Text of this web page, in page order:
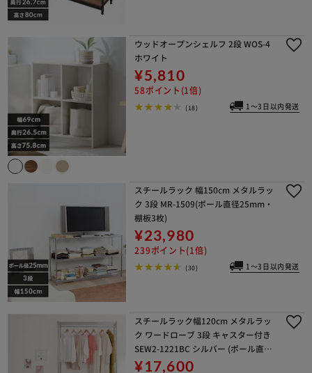
ウッドオープンシェルフ 2段 WOS-4
ホワイト
¥5,810
58ポイント(1倍)
(18) 1～3日以内発送
スチールラック 幅150cm メタルラッ
ク 3段 MR-1509(ポール直径25mm・
棚板3枚)
¥23,980
239ポイント(1倍)
(30) 1～3日以内発送
スチールラック幅120cm メタルラッ
ク ワードローブ 3段 キャスター付き
SEW2-1221BC シルバー (ポール直径
25mm・棚板3枚)
¥17,600